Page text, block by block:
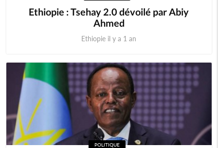
Ethiopie : Tsehay 2.0 dévoilé par Abiy
Ahmed
Ethiopie il y a 1 an
POLITIQUE